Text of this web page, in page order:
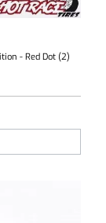
- Red Dot (2)